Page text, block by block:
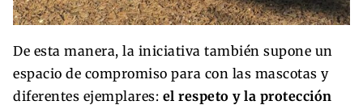
De esta manera, la iniciativa también supone un
espacio de compromiso para con las mascotas y
diferentes ejemplares: el respeto y la protección